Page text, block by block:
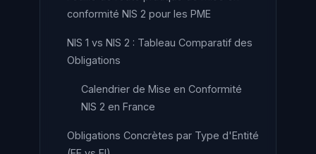
conformité NIS 2 pour les PME
NIS 1 vs NIS 2 : Tableau Comparatif des
Obligations
Calendrier de Mise en Conformité
NIS 2 en France
Obligations Concrètes par Type d'Entité